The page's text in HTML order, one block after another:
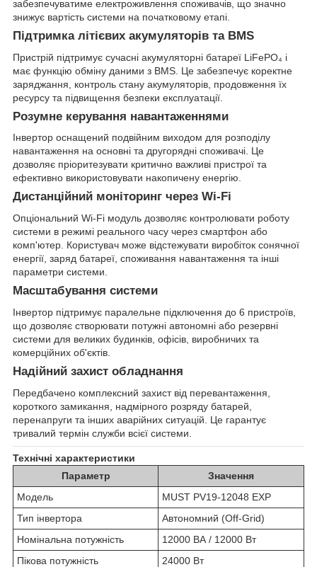
забезпечуватиме електроживлення споживачів, що значно
знижує вартість системи на початковому етапі.
Підтримка літієвих акумуляторів та BMS
Пристрій підтримує сучасні акумуляторні батареї LiFePO₄ і
має функцію обміну даними з BMS. Це забезпечує коректне
заряджання, контроль стану акумуляторів, продовження їх
ресурсу та підвищення безпеки експлуатації.
Розумне керування навантаженнями
Інвертор оснащений подвійним виходом для розподілу
навантаження на основні та другорядні споживачі. Це
дозволяє пріоритезувати критично важливі пристрої та
ефективно використовувати накопичену енергію.
Дистанційний моніторинг через Wi-Fi
Опціональний Wi-Fi модуль дозволяє контролювати роботу
системи в режимі реального часу через смартфон або
комп'ютер. Користувач може відстежувати виробіток сонячної
енергії, заряд батареї, споживання навантаження та інші
параметри системи.
Масштабування системи
Інвертор підтримує паралельне підключення до 6 пристроїв,
що дозволяє створювати потужні автономні або резервні
системи для великих будинків, офісів, виробничих та
комерційних об'єктів.
Надійний захист обладнання
Передбачено комплексний захист від перевантаження,
короткого замикання, надмірного розряду батарей,
перенапруги та інших аварійних ситуацій. Це гарантує
тривалий термін служби всієї системи.
Технічні характеристики
Параметр
Значення
Модель
MUST PV19-12048 EXP
Тип інвертора
Автономний (Off-Grid)
Номінальна потужність
12000 ВА / 12000 Вт
Пікова потужність
24000 Вт